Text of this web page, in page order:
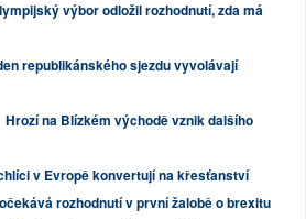
výbor odložil rozhodnutí, zda má
republikánského sjezdu vyvolávají
Hrozí na Blízkém východě vznik dalšího
v Evropě konvertují na křesťanství
rozhodnutí v první žalobě o brexitu